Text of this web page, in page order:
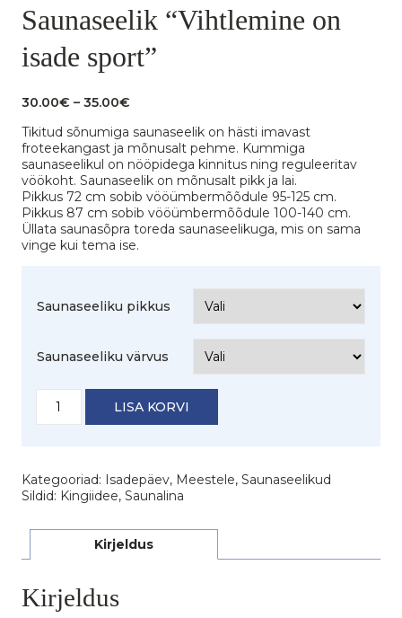
Saunaseelik “Vihtlemine on
isade sport”
30.00€ – 35.00€
kuni
35.00€
Tikitud sõnumiga saunaseelik on hästi imavast
froteekangast ja mõnusalt pehme. Kummiga
saunaseelikul on nööpidega kinnitus ning reguleeritav
vöökoht. Saunaseelik on mõnusalt pikk ja lai.
Pikkus 72 cm sobib vööümbermõõdule 95-125 cm.
Pikkus 87 cm sobib vööümbermõõdule 100-140 cm.
Üllata saunasõpra toreda saunaseelikuga, mis on sama
vinge kui tema ise.
Saunaseeliku pikkus
Saunaseeliku värvus
"Vihtlemine
kogus
LISA KORVI
Kategooriad: Isadepäev, Meestele, Saunaseelikud
Sildid: Kingiidee, Saunalina
Kirjeldus
Kirjeldus